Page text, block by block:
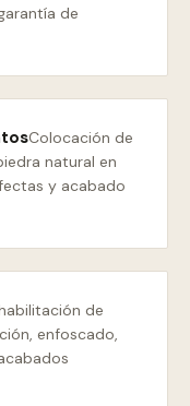
de
Colocación de
natural en
y acabado
de
enfoscado,